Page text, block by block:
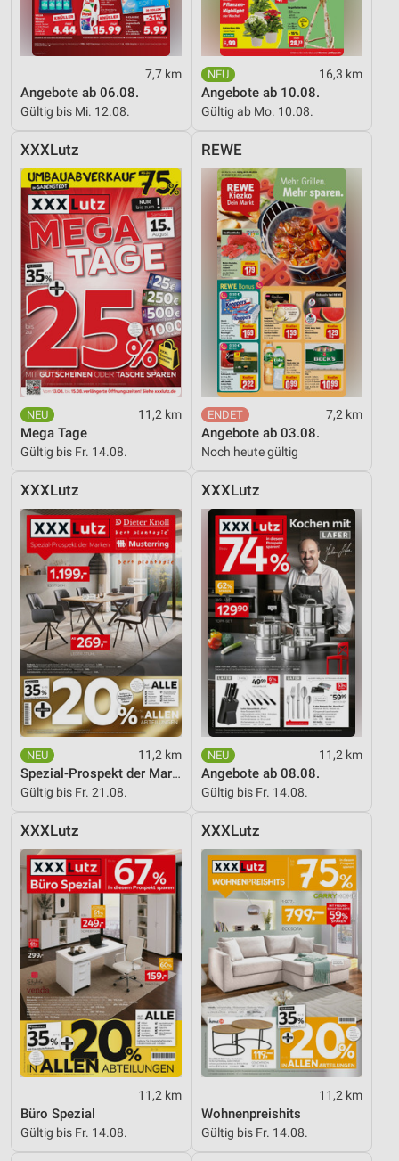
7,7 km
Angebote ab 06.08.
Gültig bis Mi. 12.08.
16,3 km
Angebote ab 10.08.
Gültig ab Mo. 10.08.
XXXLutz
11,2 km
Mega Tage
Gültig bis Fr. 14.08.
REWE
7,2 km
Angebote ab 03.08.
Noch heute gültig
XXXLutz
11,2 km
Spezial-Prospekt der Marken
Gültig bis Fr. 21.08.
XXXLutz
11,2 km
Angebote ab 08.08.
Gültig bis Fr. 14.08.
XXXLutz
11,2 km
Büro Spezial
Gültig bis Fr. 14.08.
XXXLutz
11,2 km
Wohnenpreishits
Gültig bis Fr. 14.08.
Messung der Werbeleistung
Messung der Performance von Inhalten
Analyse von Zielgruppen durch Statistiken oder
Kombinationen von Daten aus verschiedenen
Entwicklung und Verbesserung der Angebote
Verwendung reduzierter Daten zur Auswahl von
Inhalten
IAB-Besonderheiten:
Verwendung genauer Standortdaten
Geräte anhand von aktiv angeforderten
Informationen identifizieren
Nicht-IAB-Verarbeitungszwecke:
Notwendig
Performance
Funktional
Werbung